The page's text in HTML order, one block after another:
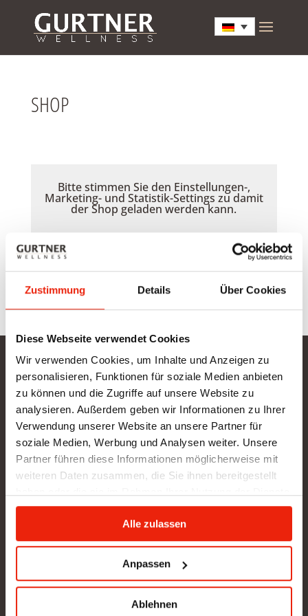
Zustimmung Details Über Cookies
Diese Webseite verwendet Cookies
Wir verwenden Cookies, um Inhalte und Anzeigen zu
personalisieren, Funktionen für soziale Medien anbieten
zu können und die Zugriffe auf unsere Website zu
analysieren. Außerdem geben wir Informationen zu Ihrer
Verwendung unserer Website an unsere Partner für
soziale Medien, Werbung und Analysen weiter. Unsere
Partner führen diese Informationen möglicherweise mit
weiteren Daten zusammen, die Sie ihnen bereitgestellt
gesammelt haben.
Alle zulassen
Anpassen
Ablehnen
SHOP
Bitte stimmen Sie den Einstellungen-,
Marketing- und Statistik-Settings zu damit
der Shop geladen werden kann.
Gurtner Wellness GmbH
SHOWROOM NEU: in Arbeit - wir bitten um etwas
Geduld
BÜRO (kein Kundenverkehr):
Gunzing 57
4923 Lohnsburg
office@gurtner-infrarot.at
Anfrage senden